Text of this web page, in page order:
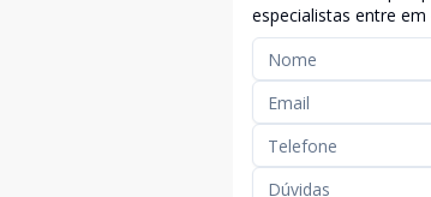
especialistas entre